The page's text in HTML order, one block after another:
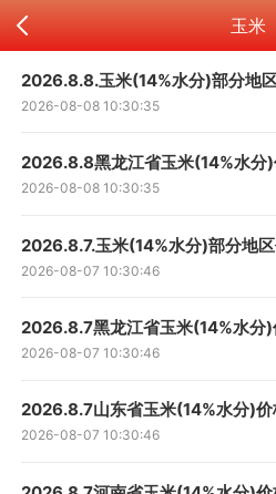
玉米
2026.8.8.玉米(14%水分)部分地
2026-08-08 10:30:35
2026.8.8黑龙江省玉米(14%水分
2026-08-08 10:30:35
2026.8.7.玉米(14%水分)部分地
2026-08-07 10:30:46
2026.8.7黑龙江省玉米(14%水分)
2026-08-07 10:30:46
2026.8.7山东省玉米(14%水分)价
2026-08-07 10:30:46